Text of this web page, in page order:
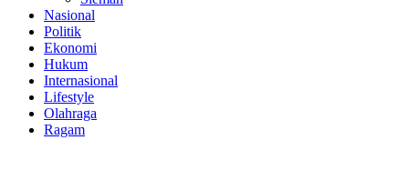
Nasional
Politik
Ekonomi
Hukum
Internasional
Lifestyle
Olahraga
Ragam